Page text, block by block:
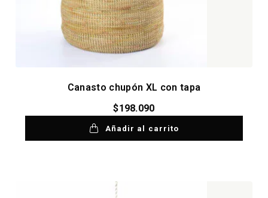
Canasto chupón XL con tapa
$198.090
Añadir al carrito